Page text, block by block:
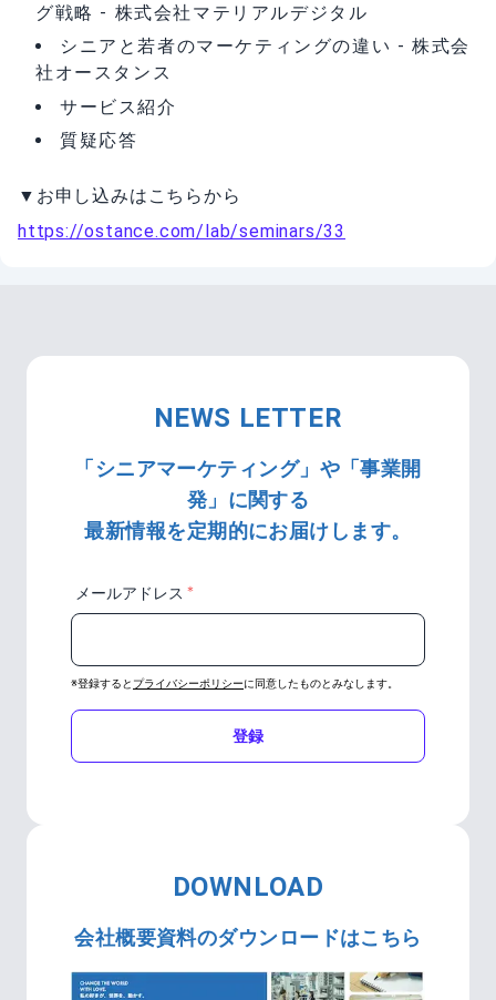
グ戦略 - 株式会社マテリアルデジタル
シニアと若者のマーケティングの違い - 株式会
社オースタンス
サービス紹介
質疑応答
▼お申し込みはこちらから
https://ostance.com/lab/seminars/33
NEWS LETTER
「シニアマーケティング」や「事業開
発」に関する
最新情報を定期的にお届けします。
メールアドレス ＊
※登録すると プライバシーポリシーに同意したものとみなします。
登録
DOWNLOAD
会社概要資料のダウンロードはこちら